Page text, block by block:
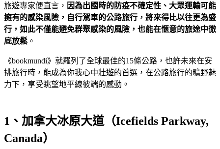
旅遊專家便直言， 因為出國時的防疫不確定性、大眾運輸可能
擁有的感染風險，自行駕車的公路旅行，將來得比以往更為盛
行，如此不僅能避免群聚感染的風險，也能在愜意的旅途中徹
底放鬆 。
《bookmundi》就羅列了全球最佳的15條公路，也許未來在安
排旅行時，能成為你我心中壯遊的首選，在公路旅行的曠野魅
力下，享受眺望地平線彼端的感動。
1、加拿大冰原大道（Icefields Parkway,
Canada）